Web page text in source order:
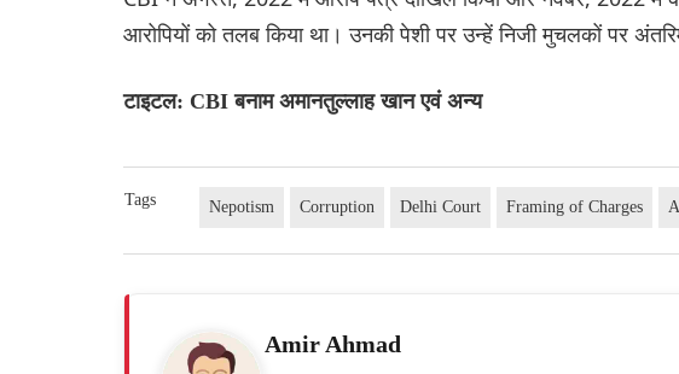
आरोपियों को तलब किया था। उनकी पेशी पर उन्हें निजी मुचलकों पर
टाइटल: CBI बनाम अमानतुल्लाह खान एवं अन्य
Tags Nepotism Corruption Delhi Court Framing of Charges
Amir Ahmad